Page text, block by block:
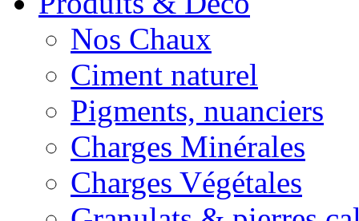
Nos Chaux
Ciment naturel
Pigments, nuanciers
Charges Minérales
Charges Végétales